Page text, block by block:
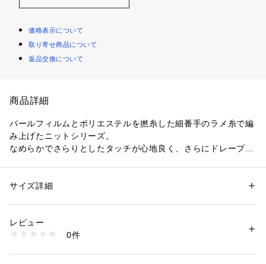
価格表示について
取り寄せ商品について
返品交換について
商品詳細
パールフィルムとポリエステルを撚糸した細番手のラメ糸で編
み上げたニットシリーズ。
なめらかでさらりとしたタッチが心地良く、さらにドレープ性
天竺組織のラウンドネックプルオーバーはゆったりとしたシル
ブラウス感覚でお召しいただけ、オンオフ問わず幅広いスタイ
リングをお楽しみいただけます。
性別：レディース
素材：ポリエステル100％
洗濯：手洗い、漂白不可、タンブル乾燥不可、自然乾燥、アイロン仕上げ
可、ドライ可、ウエットクリーニング可
商品番号：1095000012989 （モール）
サイズ詳細
レビュー
0件